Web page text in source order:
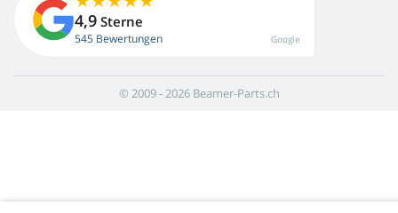
4,9 Sterne
545 Bewertungen Google
© 2009 - 2026 Beamer-Parts.ch